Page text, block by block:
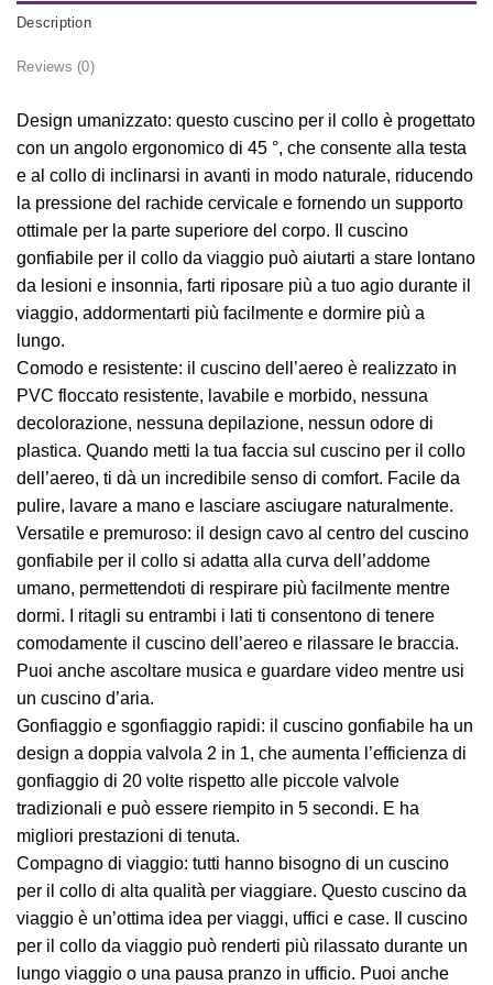
Description
Reviews (0)
Design umanizzato: questo cuscino per il collo è progettato
con un angolo ergonomico di 45 °, che consente alla testa
e al collo di inclinarsi in avanti in modo naturale, riducendo
la pressione del rachide cervicale e fornendo un supporto
ottimale per la parte superiore del corpo. Il cuscino
gonfiabile per il collo da viaggio può aiutarti a stare lontano
da lesioni e insonnia, farti riposare più a tuo agio durante il
viaggio, addormentarti più facilmente e dormire più a
lungo.
Comodo e resistente: il cuscino dell’aereo è realizzato in
PVC floccato resistente, lavabile e morbido, nessuna
decolorazione, nessuna depilazione, nessun odore di
plastica. Quando metti la tua faccia sul cuscino per il collo
dell’aereo, ti dà un incredibile senso di comfort. Facile da
pulire, lavare a mano e lasciare asciugare naturalmente.
Versatile e premuroso: il design cavo al centro del cuscino
gonfiabile per il collo si adatta alla curva dell’addome
umano, permettendoti di respirare più facilmente mentre
dormi. I ritagli su entrambi i lati ti consentono di tenere
comodamente il cuscino dell’aereo e rilassare le braccia.
Puoi anche ascoltare musica e guardare video mentre usi
un cuscino d’aria.
Gonfiaggio e sgonfiaggio rapidi: il cuscino gonfiabile ha un
design a doppia valvola 2 in 1, che aumenta l’efficienza di
gonfiaggio di 20 volte rispetto alle piccole valvole
tradizionali e può essere riempito in 5 secondi. E ha
migliori prestazioni di tenuta.
Compagno di viaggio: tutti hanno bisogno di un cuscino
per il collo di alta qualità per viaggiare. Questo cuscino da
viaggio è un’ottima idea per viaggi, uffici e case. Il cuscino
per il collo da viaggio può renderti più rilassato durante un
lungo viaggio o una pausa pranzo in ufficio. Puoi anche